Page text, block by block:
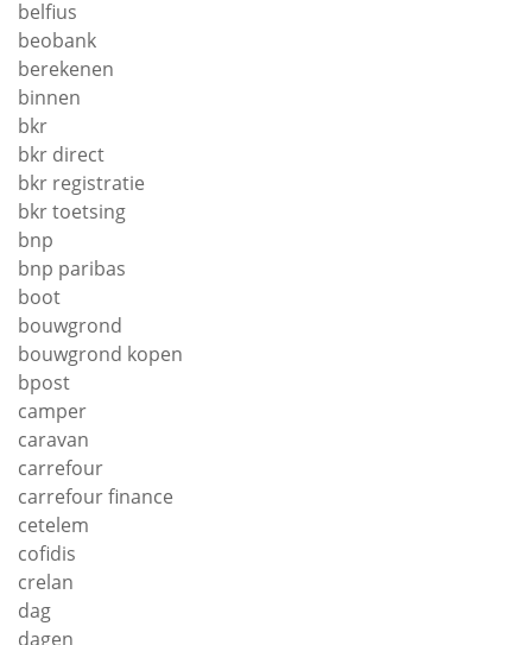
belfius
beobank
berekenen
binnen
bkr
bkr direct
bkr registratie
bkr toetsing
bnp
bnp paribas
boot
bouwgrond
bouwgrond kopen
bpost
camper
caravan
carrefour
carrefour finance
cetelem
cofidis
crelan
dag
dagen